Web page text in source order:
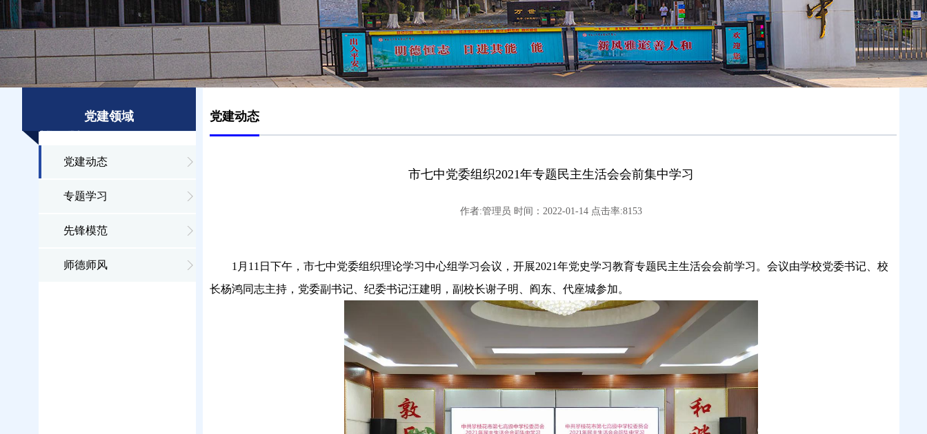
党建领域
党建动态
专题学习
先锋模范
师德师风
党建动态
市七中党委组织2021年专题民主生活会会前集中学习
作者:管理员 时间：2022-01-14 点击率:8153
1月11日下午，市七中党委组织理论学习中心组学习会议，开展2021年党史学习教育专题民主生活会会前学习。会议由学校党委书记、校
长杨鸿同志主持，党委副书记、纪委书记汪建明，副校长谢子明、阎东、代座城参加。